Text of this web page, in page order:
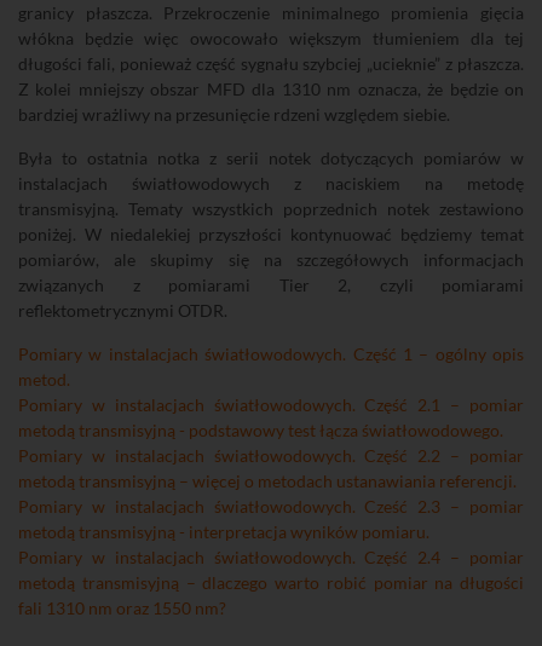
granicy płaszcza. Przekroczenie minimalnego promienia gięcia
włókna będzie więc owocowało większym tłumieniem dla tej
długości fali, ponieważ część sygnału szybciej „ucieknie” z płaszcza.
Z kolei mniejszy obszar MFD dla 1310 nm oznacza, że będzie on
bardziej wrażliwy na przesunięcie rdzeni względem siebie.
Była to ostatnia notka z serii notek dotyczących pomiarów w
instalacjach światłowodowych z naciskiem na metodę
transmisyjną. Tematy wszystkich poprzednich notek zestawiono
poniżej. W niedalekiej przyszłości kontynuować będziemy temat
pomiarów, ale skupimy się na szczegółowych informacjach
związanych z pomiarami Tier 2, czyli pomiarami
reflektometrycznymi OTDR.
Pomiary w instalacjach światłowodowych. Część 1 – ogólny opis
metod.
Pomiary w instalacjach światłowodowych. Część 2.1 – pomiar
metodą transmisyjną - podstawowy test łącza światłowodowego.
Pomiary w instalacjach światłowodowych. Część 2.2 – pomiar
metodą transmisyjną – więcej o metodach ustanawiania referencji.
Pomiary w instalacjach światłowodowych. Cześć 2.3 – pomiar
metodą transmisyjną - interpretacja wyników pomiaru.
Pomiary w instalacjach światłowodowych. Część 2.4 – pomiar
metodą transmisyjną – dlaczego warto robić pomiar na długości
fali 1310 nm oraz 1550 nm?